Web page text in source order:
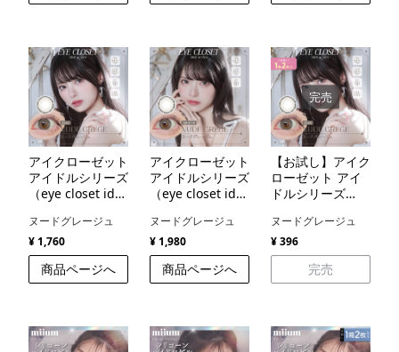
アイクローゼット
アイドルシリーズ
（eye closet idol
ヌードグレージュ
¥ 1,760
商品ページへ
アイクローゼット
アイドルシリーズ
（eye closet idol
ヌードグレージュ
¥ 1,980
商品ページへ
完売
【お試し】アイク
ローゼット アイ
ドルシリーズ
series）
ヌードグレージュ
¥ 396
完売